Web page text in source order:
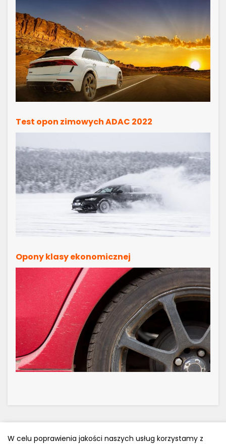
Test opon zimowych ADAC 2022
Opony klasy ekonomicznej
W celu poprawienia jakości naszych usług korzystamy z